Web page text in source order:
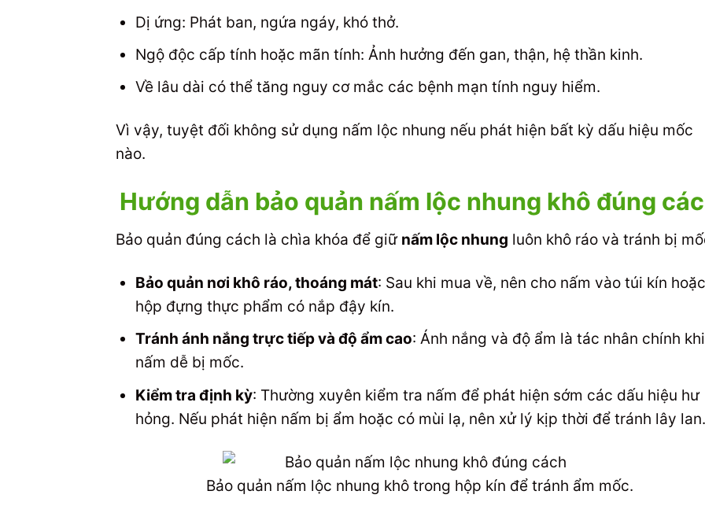
Dị ứng: Phát ban, ngứa ngáy, khó thở.
Ngộ độc cấp tính hoặc mãn tính: Ảnh hưởng đến gan, thận, hệ thần kinh.
Về lâu dài có thể tăng nguy cơ mắc các bệnh mạn tính nguy hiểm.
Vì vậy, tuyệt đối không sử dụng nấm lộc nhung nếu phát hiện bất kỳ dấu hiệu mốc
nào.
Hướng dẫn bảo quản nấm lộc nhung khô đúng
Bảo quản đúng cách là chìa khóa để giữ nấm lộc nhung luôn khô ráo và tránh bị
Bảo quản nơi khô ráo, thoáng mát: Sau khi mua về, nên cho nấm vào túi kín hoặc
hộp đựng thực phẩm có nắp đậy kín.
Tránh ánh nắng trực tiếp và độ ẩm cao: Ánh nắng và độ ẩm là tác nhân chính
nấm dễ bị mốc.
Kiểm tra định kỳ: Thường xuyên kiểm tra nấm để phát hiện sớm các dấu hiệu hư
hỏng. Nếu phát hiện nấm bị ẩm hoặc có mùi lạ, nên xử lý kịp thời để tránh lây lan.
Bảo quản nấm lộc nhung khô trong hộp kín để tránh ẩm mốc.